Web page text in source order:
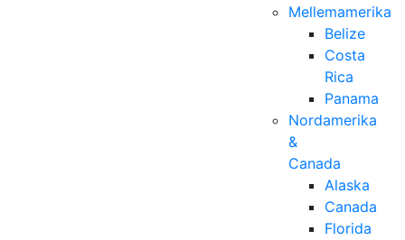
Mellemamerika
Belize
Costa
Rica
Panama
Nordamerika
&
Canada
Alaska
Canada
Florida